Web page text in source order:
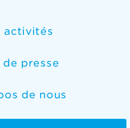
activités
de presse
de nous